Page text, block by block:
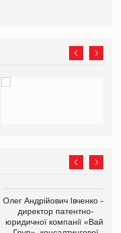
Олег Андрійович Івченко —
директор патентно-
юридичної компанії «Вайз